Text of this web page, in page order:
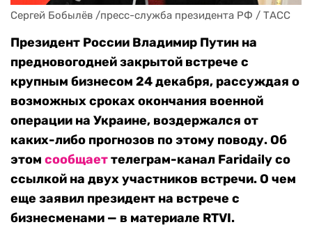
Сергей Бобылёв /пресс-служба президента РФ / ТАСС
Президент России Владимир Путин на
предновогодней закрытой встрече с
крупным бизнесом 24 декабря, рассуждая о
возможных сроках окончания военной
операции на Украине, воздержался от
каких-либо прогнозов по этому поводу. Об
этом сообщаеттелеграм-канал Faridaily со
ссылкой на двух участников встречи. О чем
еще заявил президент на встрече с
бизнесменами — в материале RTVI.